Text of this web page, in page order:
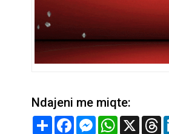
Ndajeni me miqte:
Share FacebookMessenger
WhatsApp
X